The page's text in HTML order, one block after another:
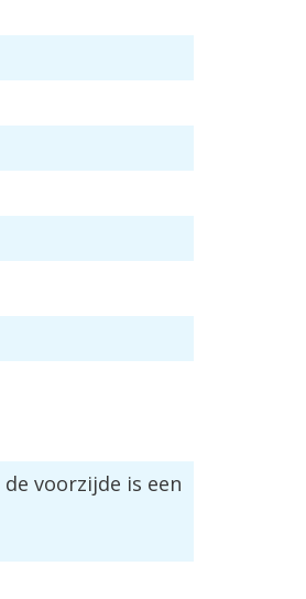
de voorzijde is een